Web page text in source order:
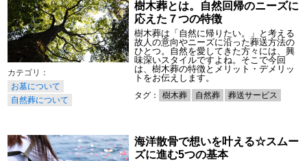
お墓について
自然葬について
樹木葬とは。自然回帰のニーズに
応えた７つの特徴
樹木葬は「自然に帰りたい。」と考える
故人の意向やニーズに沿った葬送方法の
ひとつ。自然を愛してきた方々には、興
味深いスタイルですよね。そこで今回
は、樹木葬の特徴とメリット・デメリッ
トをお伝えします。
タグ： 樹木葬 自然葬 葬送サービス
海洋散骨で想いを叶える☆スムー
ズに進む5つの基本